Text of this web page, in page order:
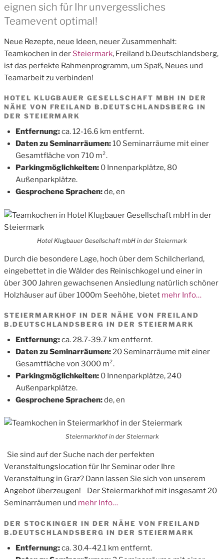
eignen sich für Ihr unvergessliches
Teamevent optimal!
Neue Rezepte, neue Ideen, neuer Zusammenhalt:
Teamkochen in der Steiermark, Freiland b.Deutschlandsberg,
ist das perfekte Rahmenprogramm, um Spaß, Neues und
Teamarbeit zu verbinden!
HOTEL KLUGBAUER GESELLSCHAFT MBH IN DER
NÄHE VON FREILAND B.DEUTSCHLANDSBERG IN
DER STEIERMARK
Entfernung:ca. 12-16.6 km entfernt.
Daten zu Seminarräumen:10 Seminarräume mit einer
Gesamtfläche von 710 m².
Parkingmöglichkeiten: 0 Innenparkplätze, 80
Außenparkplätze.
Gesprochene Sprachen:de, en
Hotel Klugbauer Gesellschaft mbH in der Steiermark
Durch die besondere Lage, hoch über dem Schilcherland,
eingebettet in die Wälder des Reinischkogel und einer in
über 300 Jahren gewachsenen Ansiedlung natürlich schöner
Holzhäuser auf über 1000m Seehöhe, bietet mehr Info…
STEIERMARKHOF IN DER NÄHE VON FREILAND
B.DEUTSCHLANDSBERG IN DER STEIERMARK
Entfernung:ca. 28.7-39.7 km entfernt.
Daten zu Seminarräumen:20 Seminarräume mit einer
Gesamtfläche von 3000 m².
Parkingmöglichkeiten: 0 Innenparkplätze, 240
Außenparkplätze.
Gesprochene Sprachen:de, en
Steiermarkhof in der Steiermark
Sie sind auf der Suche nach der perfekten
Veranstaltungslocation für Ihr Seminar oder Ihre
Veranstaltung in Graz? Dann lassen Sie sich von unserem
Angebot überzeugen! Der Steiermarkhof mit insgesamt 20
Seminarräumen und mehr Info…
DER STOCKINGER IN DER NÄHE VON FREILAND
B.DEUTSCHLANDSBERG IN DER STEIERMARK
Entfernung:ca. 30.4-42.1 km entfernt.